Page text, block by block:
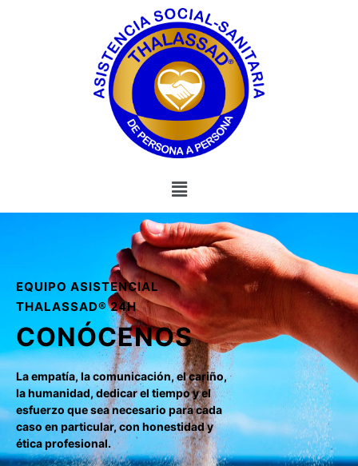
EQUIPO ASISTENCIAL
THALASSAD® 24H
CONÓCENOS
La empatía, la comunicación, el cariño,
la humanidad, dedicar el tiempo y el
esfuerzo que sea necesario para cada
caso en particular, con honestidad y
ética profesional.